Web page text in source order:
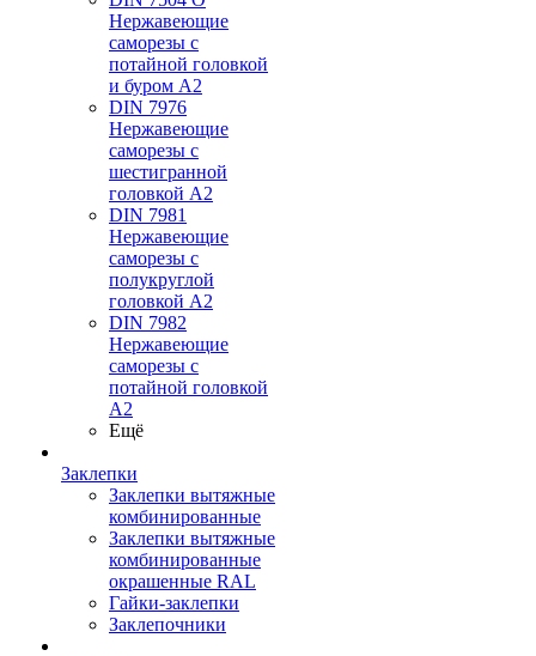
Нержавеющие
саморезы с
потайной головкой
и буром А2
DIN 7976
Нержавеющие
саморезы с
шестигранной
головкой А2
DIN 7981
Нержавеющие
саморезы с
полукруглой
головкой А2
DIN 7982
Нержавеющие
саморезы с
потайной головкой
А2
Ещё
Заклепки
Заклепки вытяжные
комбинированные
Заклепки вытяжные
комбинированные
окрашенные RAL
Гайки-заклепки
Заклепочники